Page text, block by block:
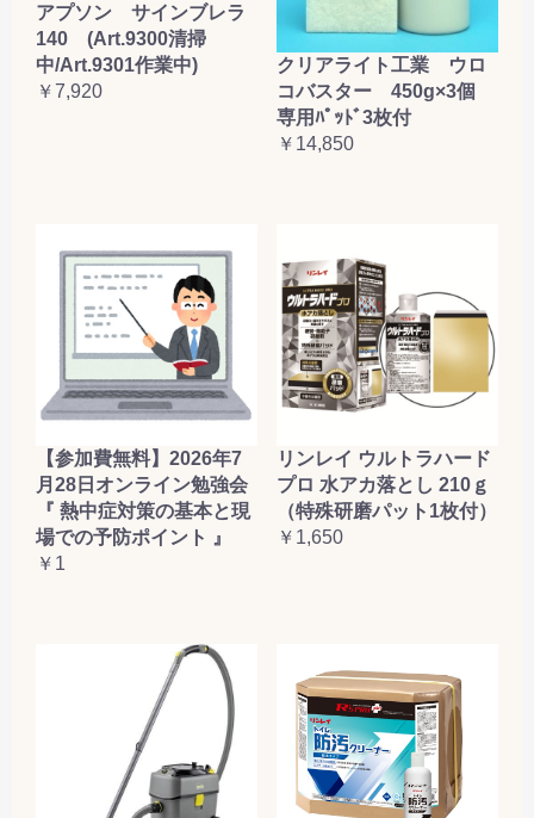
アプソン サインブレラ
140 (Art.9300清掃
中/Art.9301作業中)
￥7,920
クリアライト工業 ウロ
コバスター 450g×3個
専用ﾊﾟｯﾄﾞ3枚付
￥14,850
【参加費無料】2026年7
月28日オンライン勉強会
『 熱中症対策の基本と現
場での予防ポイント 』
￥1
リンレイ ウルトラハード
プロ 水アカ落とし 210ｇ
（特殊研磨パット1枚付）
￥1,650